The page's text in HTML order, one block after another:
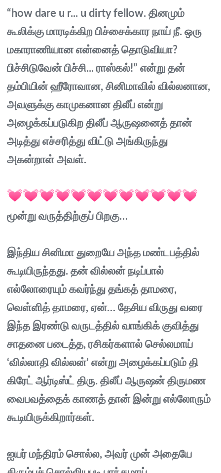
“how dare u r... u dirty fellow. தினமும்
கூலிக்கு மாரடிக்கிற பிச்சைக்கார நாய் நீ. ஒரு
மகாராணியான என்னைத் தொடுவியா?
பிச்சிடுவேன் பிச்சி... ராஸ்கல்!” என்று தன்
தம்பியின் ஹீரோவான, சினிமாவில் வில்லனான,
அவளுக்கு காமுகனான திலீப் என்று
அழைக்கப்படுகிற திலீப் ஆருஷனைத் தான்
அடித்து எச்சரித்து விட்டு அங்கிருந்து
அகன்றாள் அவள்.
மூன்று வருத்திற்குப் பிறகு…
இந்திய சினிமா துறையே அந்த மண்டபத்தில்
கூடியிருந்தது. தன் வில்லன் நடிப்பால்
எல்லோரையும் கவர்ந்து தங்கத் தாமரை,
வெள்ளித் தாமரை, ஏன்… தேசிய விருது வரை
இந்த இரண்டு வருடத்தில் வாங்கிக் குவித்து
சாதனை படைத்த, ரசிகர்களால் செல்லமாய்
‘வில்லாதி வில்லன்’ என்று அழைக்கப்படும் தி
கிரேட் ஆர்டிஸ்ட் திரு. திலீப் ஆருஷன் திருமண
வைபவத்தைக் காணத் தான் இன்று எல்லோரும்
கூடியிருக்கிறார்கள்.
ஐயர் மந்திரம் சொல்ல, அவர் முன் அதையே